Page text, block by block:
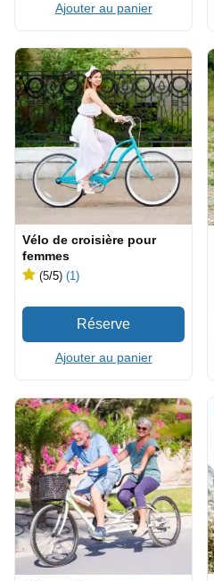
Ajouter au panier
Vélo de croisière pour
femmes
(5/5) (1)
Ajouter au panier